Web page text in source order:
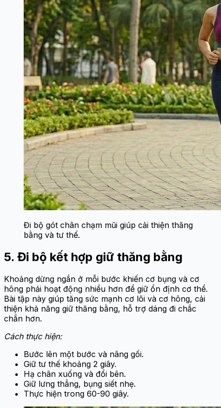
Đi bộ gót chân chạm mũi giúp cải thiện thăng
bằng và tư thế.
5. Đi bộ kết hợp giữ thăng bằng
Khoảng dừng ngắn ở mỗi bước khiến cơ bụng và cơ
hông phải hoạt động nhiều hơn để giữ ổn định cơ thể.
Bài tập này giúp tăng sức mạnh cơ lõi và cơ hông, cải
thiện khả năng giữ thăng bằng, hỗ trợ dáng đi chắc
chắn hơn.
Cách thực hiện:
Bước lên một bước và nâng gối.
Giữ tư thế khoảng 2 giây.
Hạ chân xuống và đổi bên.
Giữ lưng thẳng, bụng siết nhẹ.
Thực hiện trong 60-90 giây.